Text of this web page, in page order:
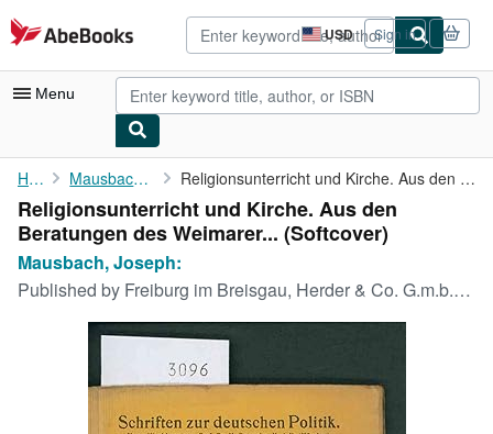
Skip to main content
AbeBooks.com USD
Site
shopping
preferences
Sign in
Menu
My Account
My Purchases
Advanced Search
Browse Collections
Rare Books
Home Mausbach, Joseph: Religionsunterricht und Kirche. Aus den Beratungen des Weimarer ...
Religionsunterricht und Kirche. Aus den
Beratungen des Weimarer... (Softcover)
Mausbach, Joseph:
Published by Freiburg im Breisgau, Herder & Co. G.m.b.H. Verlagsbuchhandlung, 1922